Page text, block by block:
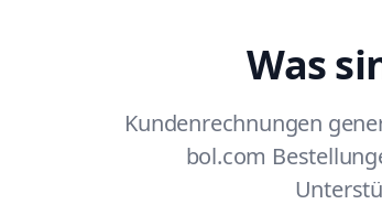
Was
Kundenrechnungen
bol.com